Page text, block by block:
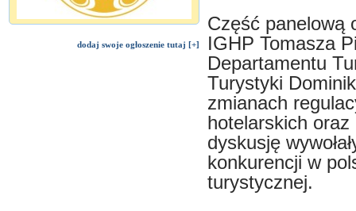
dodaj swoje ogłoszenie tutaj [+]
Część panelową
IGHP Tomasza
Departamentu
Turystyki
zmianach
hotelarskich
dyskusję
konkurencji w
turystycznej.